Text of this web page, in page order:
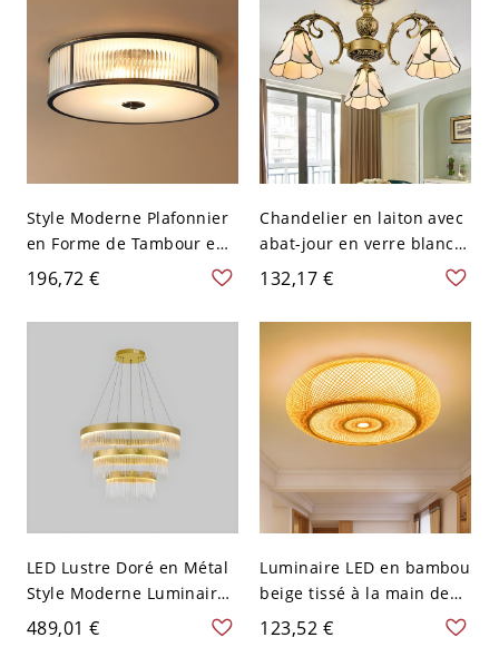
Style Moderne Plafonnier
en Forme de Tambour en
Métal Luminaire Encastré
avec Abat-Jour en Verre -
Noir 110 V-120 V 35,56 cm
196,72 €
Chandelier en laiton avec
abat-jour en verre blanc
taché - Style Tiffany - 110
V-120 V 3
132,17 €
LED Lustre Doré en Métal
Style Moderne Luminaire
Suspendu avec
Décoration en Cristal -
489,01 €
Luminaire LED en bambou
beige tissé à la main de
style asiatique, plafonnier
oblong de 16" de large
123,52 €